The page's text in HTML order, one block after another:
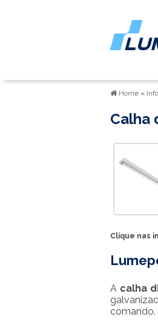
Home »
Calha
Clique nas
A calha
comando.